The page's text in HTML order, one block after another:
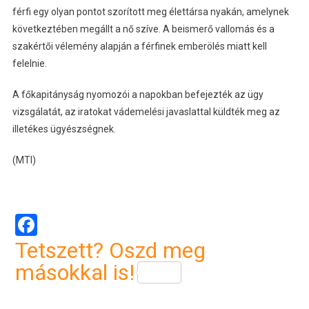
férfi egy olyan pontot szorított meg élettársa nyakán, amelynek
következtében megállt a nő szíve. A beismerő vallomás és a
szakértői vélemény alapján a férfinek emberölés miatt kell
felelnie.
A főkapitányság nyomozói a napokban befejezték az ügy
vizsgálatát, az iratokat vádemelési javaslattal küldték meg az
illetékes ügyészségnek.
(MTI)
Facebook
Tetszett? Oszd meg
másokkal is!